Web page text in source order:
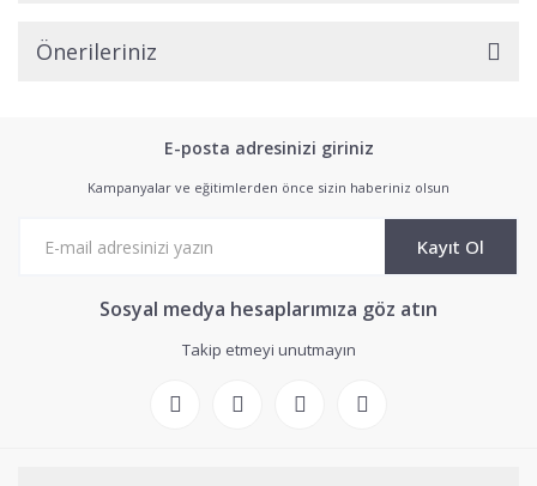
Önerileriniz
E-posta adresinizi giriniz
Kampanyalar ve eğitimlerden önce sizin haberiniz olsun
Kayıt Ol
Sosyal medya hesaplarımıza göz atın
Takip etmeyi unutmayın